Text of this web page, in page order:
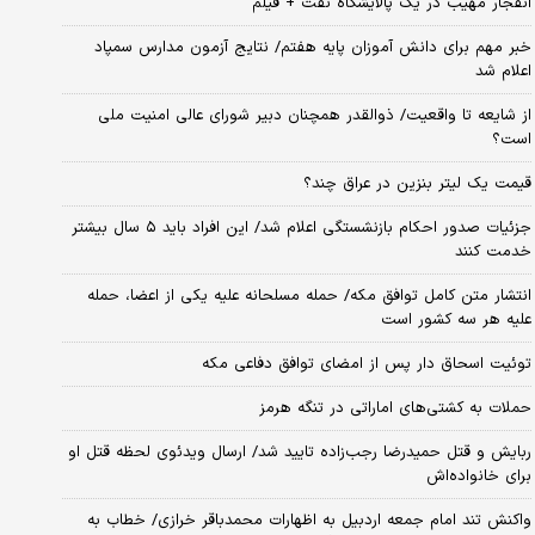
خبر مهم برای دانش آموزان پایه هفتم/ نتایج آزمون مدارس سمپاد
اعلام شد
از شایعه تا واقعیت/ ذوالقدر همچنان دبیر شورای ‌عالی امنیت ملی
است؟
قیمت یک لیتر بنزین در عراق چند؟
جزئیات صدور احکام بازنشستگی اعلام شد/ این افراد باید ۵ سال بیشتر
خدمت کنند
انتشار متن کامل توافق مکه/ حمله مسلحانه علیه یکی از اعضا، حمله
علیه هر سه کشور است
توئیت اسحاق دار پس از امضای توافق دفاعی مکه
حملات به کشتی‌های اماراتی در تنگه هرمز
ربایش و قتل حمیدرضا رجب‌زاده تایید شد/ ارسال ویدئوی لحظه قتل او
برای خانواده‌اش
واکنش تند امام جمعه اردبیل به اظهارات محمدباقر خرازی/ خطاب به